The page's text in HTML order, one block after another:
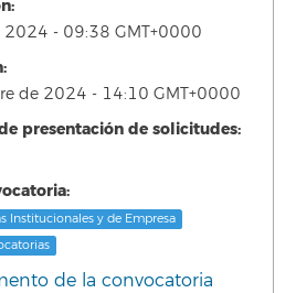
2024 - 09:38 GMT+0000
de 2024 - 14:10 GMT+0000
presentación de solicitudes:
Institucionales y de Empresa
de la convocatoria